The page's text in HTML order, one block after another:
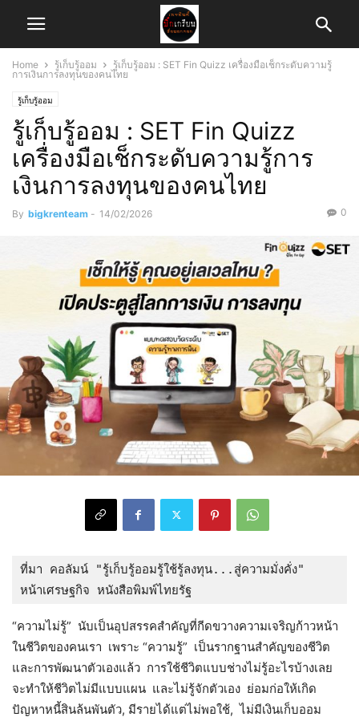
Home รู้เก็บรู้ออม
รู้เก็บรู้ออม : SET Fin Quizz เครื่องมือเช็กระดับความรู้
การเงินการลงทุนของคนไทย
รู้เก็บรู้ออม
รู้เก็บรู้ออม : SET Fin Quizz
เครื่องมือเช็กระดับความรู้การ
เงินการลงทุนของคนไทย
By bigkrenteam - 14/02/2026 0
ที่มา คอลัมน์ "รู้เก็บรู้ออมรู้ใช้รู้ลงทุน...สู่ความมั่งคั่ง"
หน้าเศรษฐกิจ หนังสือพิมพ์ไทยรัฐ
“ความไม่รู้” นับเป็นอุปสรรคสำคัญที่กีดขวางความเจริญก้าวหน้า
ในชีวิตของคนเรา เพราะ “ความรู้” เป็นรากฐานสำคัญของชีวิต
และการพัฒนาตัวเองแล้ว การใช้ชีวิตแบบช่างไม่รู้อะไรบ้างเลย
จะทำให้ชีวิตไม่มีแบบแผน และไม่รู้จักตัวเอง ย่อมก่อให้เกิด
ปัญหาหนี้สินล้นพันตัว, มีรายได้แต่ไม่พอใช้, ไม่มีเงินเก็บออม